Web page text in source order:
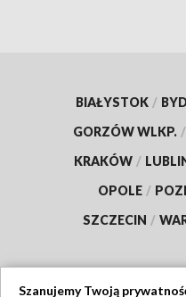
BIAŁYSTOK /
GORZÓW WLKP. /
KRAKÓW /
OPOLE /
SZCZECIN /
Szanujemy Twoją